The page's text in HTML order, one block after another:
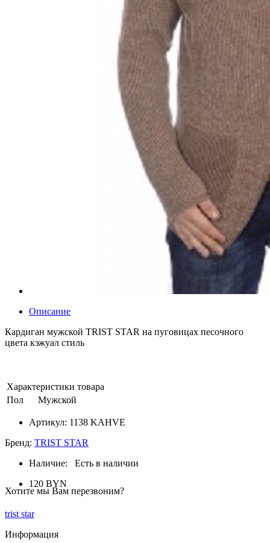
Описание
Кардиган мужской TRIST STAR на пуговицах песочного
цвета кэжуал стиль
Характеристики товара
Пол
Мужской
Артикул: 1138 KAHVE
Бренд: TRIST STAR
Наличие:
Есть в наличии
120 BYN
Хотите мы Вам перезвоним?
trist star
Информация